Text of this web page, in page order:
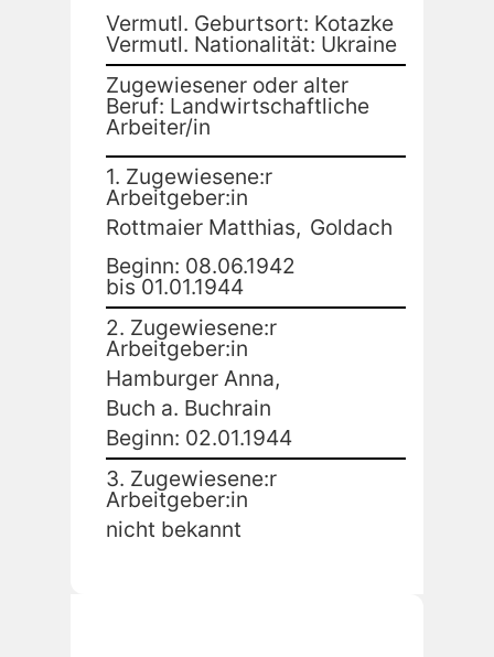
Vermutl. Geburtsort: Kotazke
Vermutl. Nationalität: Ukraine
Zugewiesener oder alter
Beruf: Landwirtschaftliche
Arbeiter/in
1. Zugewiesene:r
Arbeitgeber:in
Rottmaier Matthias, Goldach
Beginn: 08.06.1942
bis 01.01.1944
2. Zugewiesene:r
Arbeitgeber:in
Hamburger Anna,
Buch a. Buchrain
Beginn: 02.01.1944
3. Zugewiesene:r
Arbeitgeber:in
nicht bekannt